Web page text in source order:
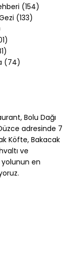
(154)
(133)
(74)
Bolu Dağı
adresinde 7
Köfte, Bakacak
ve
yolunun en